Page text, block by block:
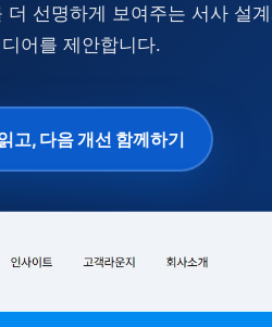
선명하게 보여주는 서사 설
어를 제안합니다.
고, 다음 개선 함께하기